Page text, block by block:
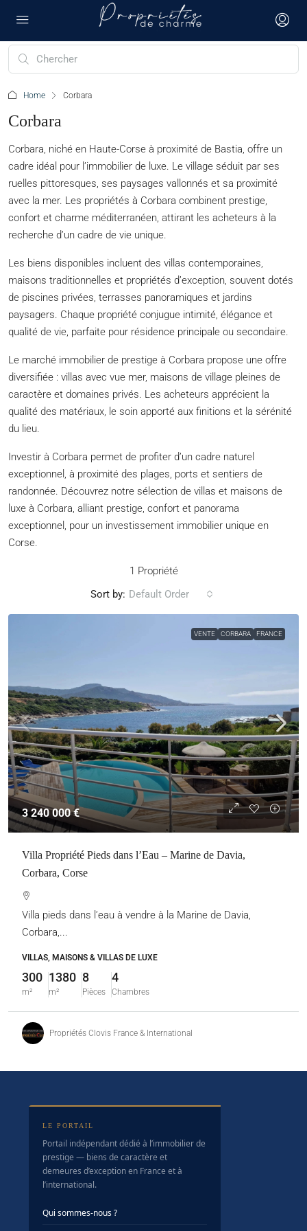
Home Corbara
Corbara
Corbara, niché en Haute-Corse à proximité de Bastia, offre un
cadre idéal pour l’immobilier de luxe. Le village séduit par ses
ruelles pittoresques, ses paysages vallonnés et sa proximité
avec la mer. Les propriétés à Corbara combinent prestige,
confort et charme méditerranéen, attirant les acheteurs à la
recherche d’un cadre de vie unique.
Les biens disponibles incluent des villas contemporaines,
maisons traditionnelles et propriétés d’exception, souvent dotés
de piscines privées, terrasses panoramiques et jardins
paysagers. Chaque propriété conjugue intimité, élégance et
qualité de vie, parfaite pour résidence principale ou secondaire.
Le marché immobilier de prestige à Corbara propose une offre
diversifiée : villas avec vue mer, maisons de village pleines de
caractère et domaines privés. Les acheteurs apprécient la
qualité des matériaux, le soin apporté aux finitions et la sérénité
du lieu.
Investir à Corbara permet de profiter d’un cadre naturel
exceptionnel, à proximité des plages, ports et sentiers de
randonnée. Découvrez notre sélection de villas et maisons de
luxe à Corbara, alliant prestige, confort et panorama
exceptionnel, pour un investissement immobilier unique en
Corse.
1 Propriété
Sort by: Default Order
VENTE CORBARA FRANCE
3 240 000 €
Villa Propriété Pieds dans l’Eau – Marine de Davia,
Corbara, Corse
Villa pieds dans l’eau à vendre à la Marine de Davia,
Corbara,...
VILLAS, MAISONS & VILLAS DE LUXE
300
m²
1380
m²
8
Pièces
4
Chambres
Propriétés Clovis France & International
LE PORTAIL
Portail indépendant dédié à l’immobilier de
prestige — biens de caractère et
demeures d’exception en France et à
l’international.
Qui sommes-nous ?